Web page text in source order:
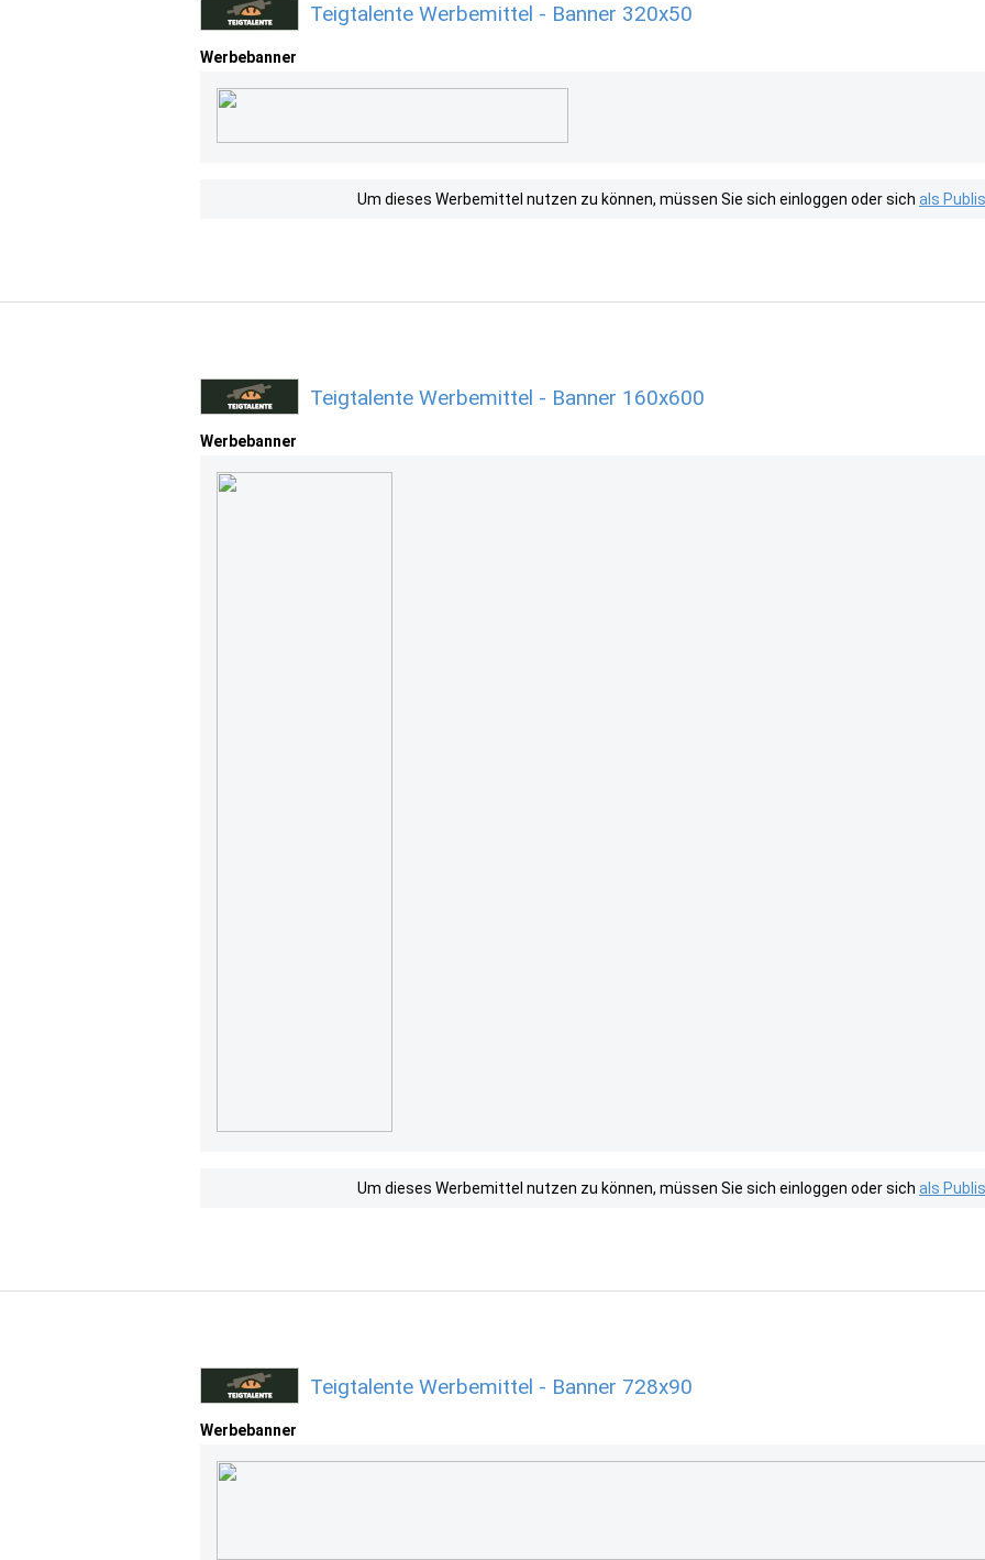
Teigtalente Werbemittel - Banner 320x50
Werbebanner
Um dieses Werbemittel nutzen zu können, müssen Sie sich einloggen oder sich als
Teigtalente Werbemittel - Banner 160x600
Werbebanner
Um dieses Werbemittel nutzen zu können, müssen Sie sich einloggen oder sich als
Teigtalente Werbemittel - Banner 728x90
Werbebanner